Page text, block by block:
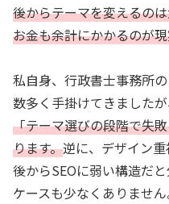
後からテーマを変えるの
お金も余計にかかるのが
私自身、行政書士事務所
数多く手掛けてきましたが
「テーマ選びの段階で失
ります。逆に、デザイン重
後からSEOに弱い構造だ
ケースも少なくありません